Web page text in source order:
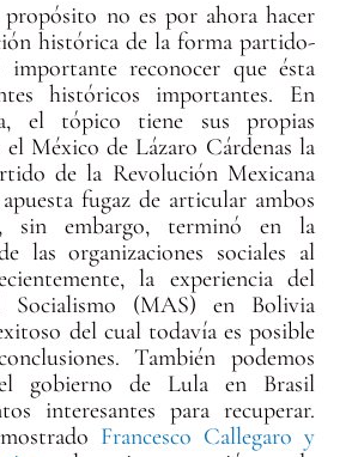
no es por ahora hacer
histórica de la forma partido-
importante reconocer que ésta
históricos importantes. En
el tópico tiene sus propias
el México de Lázaro Cárdenas la
de la Revolución Mexicana
fugaz de articular ambos
sin embargo, terminó en la
las organizaciones sociales al
la experiencia del
Socialismo (MAS) en Bolivia
del cual todavía es posible
También podemos
gobierno de Lula en Brasil
interesantes para recuperar.
Francesco Callegaro y